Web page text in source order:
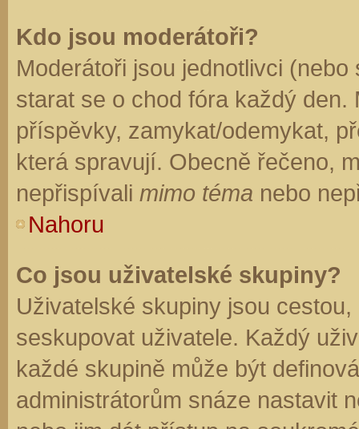
Kdo jsou moderátoři?
Moderátoři jsou jednotlivci
starat se o chod fóra každý
příspěvky, zamykat/odemykat,
která spravují. Obecně řečeno,
nepřispívali mimo téma nebo
Nahoru
Co jsou uživatelské skupiny?
Uživatelské skupiny jsou
seskupovat uživatele. Každý
každé skupině může být
administrátorům snáze nastavit